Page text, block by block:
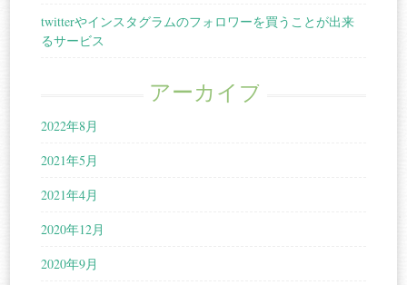
twitterやインスタグラムのフォロワーを買うことが出来
るサービス
アーカイブ
2022年8月
2021年5月
2021年4月
2020年12月
2020年9月